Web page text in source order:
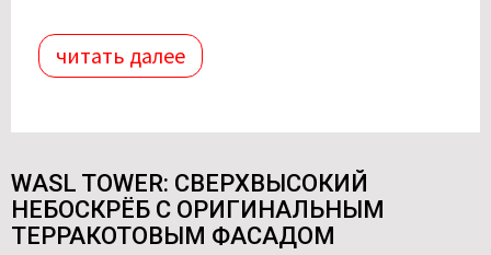
читать далее
WASL TOWER: СВЕРХВЫСОКИЙ
НЕБОСКРЁБ С ОРИГИНАЛЬНЫМ
ТЕРРАКОТОВЫМ ФАСАДОМ